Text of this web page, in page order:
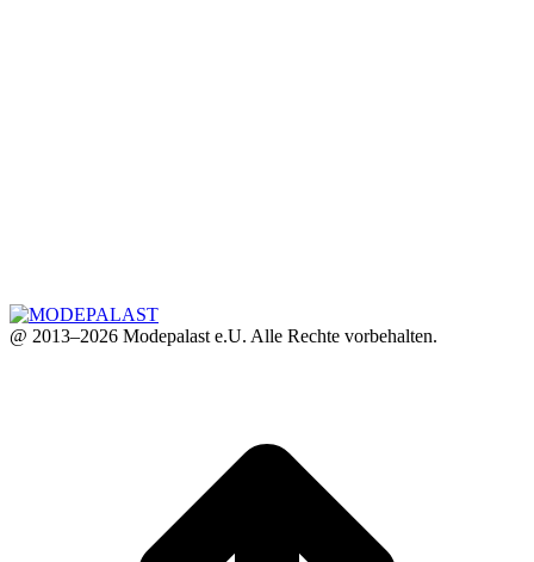
@ 2013–2026 Modepalast e.U. Alle Rechte vorbehalten.